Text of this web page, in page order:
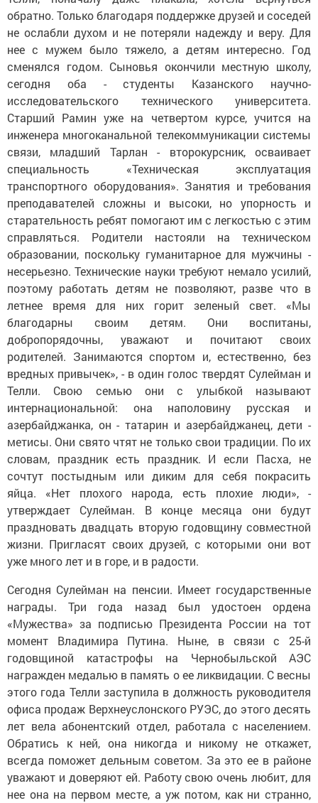
обратно. Только благодаря поддержке друзей и соседей
не ослабли духом и не потеряли надежду и веру. Для
нее с мужем было тяжело, а детям интересно. Год
сменялся годом. Сыновья окончили местную школу,
сегодня оба - студенты Казанского научно-
исследовательского технического университета.
Старший Рамин уже на четвертом курсе, учится на
инженера многоканальной телекоммуникации системы
связи, младший Тарлан - второкурсник, осваивает
специальность «Техническая эксплуатация
транспортного оборудования». Занятия и требования
преподавателей сложны и высоки, но упорность и
старательность ребят помогают им с легкостью с этим
справляться. Родители настояли на техническом
образовании, поскольку гуманитарное для мужчины -
несерьезно. Технические науки требуют немало усилий,
поэтому работать детям не позволяют, разве что в
летнее время для них горит зеленый свет. «Мы
благодарны своим детям. Они воспитаны,
добропорядочны, уважают и почитают своих
родителей. Занимаются спортом и, естественно, без
вредных привычек», - в один голос твердят Сулейман и
Телли. Свою семью они с улыбкой называют
интернациональной: она наполовину русская и
азербайджанка, он - татарин и азербайджанец, дети -
метисы. Они свято чтят не только свои традиции. По их
словам, праздник есть праздник. И если Пасха, не
сочтут постыдным или диким для себя покрасить
яйца. «Нет плохого народа, есть плохие люди», -
утверждает Сулейман. В конце месяца они будут
праздновать двадцать вторую годовщину совместной
жизни. Пригласят своих друзей, с которыми они вот
уже много лет и в горе, и в радости.
Сегодня Сулейман на пенсии. Имеет государственные
награды. Три года назад был удостоен ордена
«Мужества» за подписью Президента России на тот
момент Владимира Путина. Ныне, в связи с 25-й
годовщиной катастрофы на Чернобыльской АЭС
награжден медалью в память о ее ликвидации. С весны
этого года Телли заступила в должность руководителя
офиса продаж Верхнеуслонского РУЭС, до этого десять
лет вела абонентский отдел, работала с населением.
Обратись к ней, она никогда и никому не откажет,
всегда поможет дельным советом. За это ее в районе
уважают и доверяют ей. Работу свою очень любит, для
нее она на первом месте, а уж потом, как ни странно,